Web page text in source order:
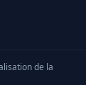
de la